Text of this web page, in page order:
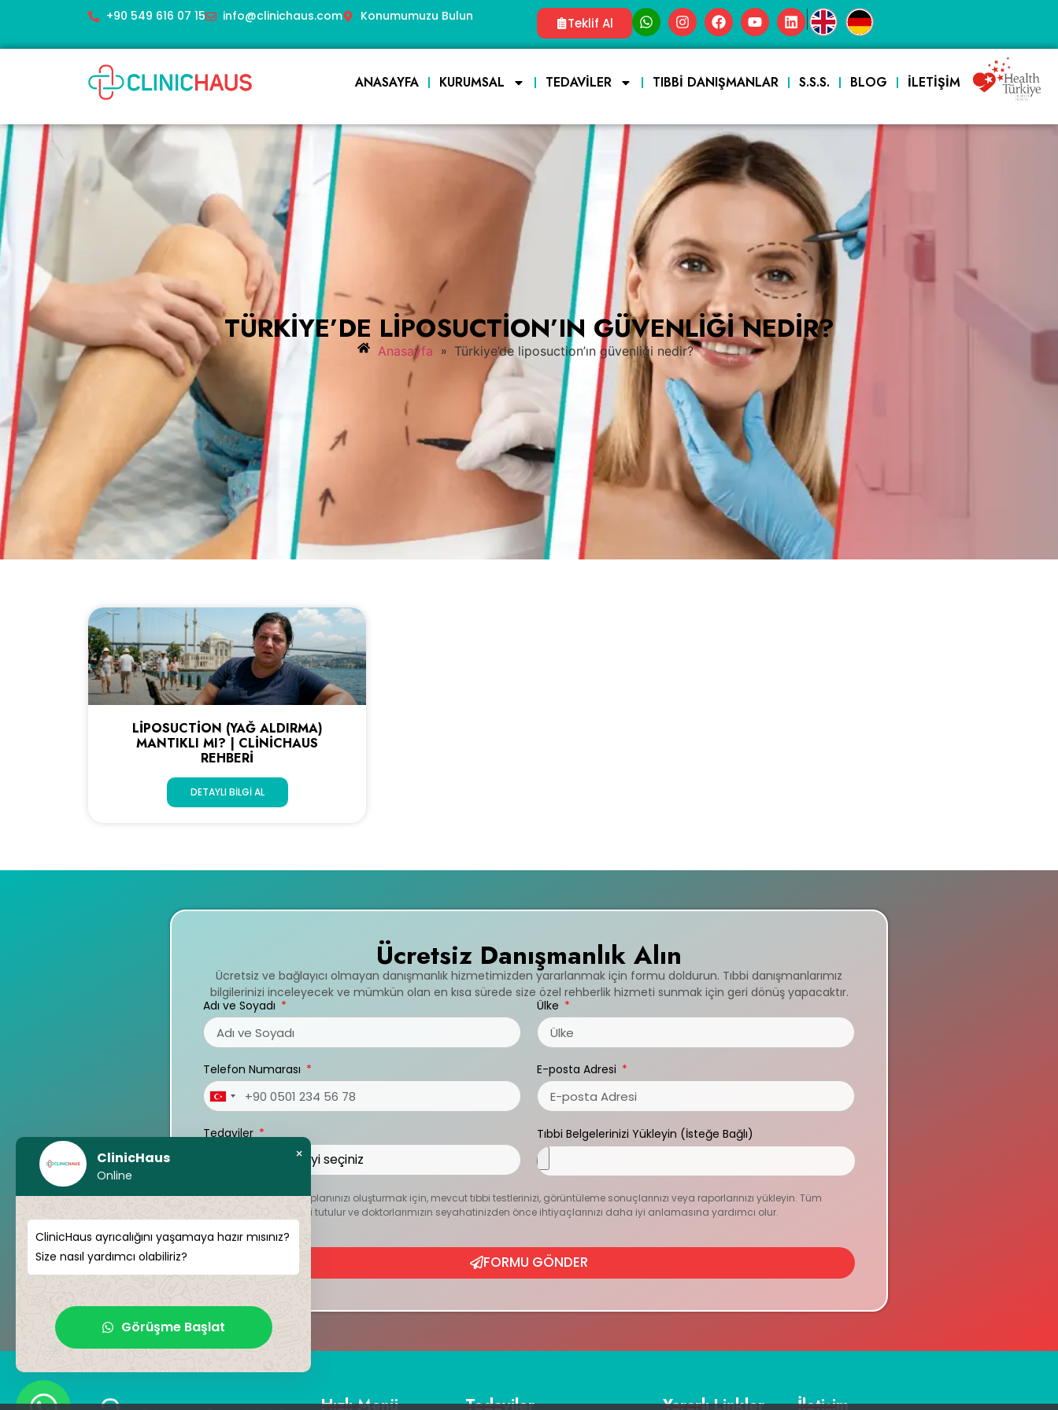
+90 549 616 07 15 info@clinichaus.com Konumumuzu Bulun Teklif Al |
ANASAYFA KURUMSAL TEDAVILER TIBBI DANIŞMANLAR S.S.S. BLOG İLETIŞIM
TÜRKIYE’DE LIPOSUCTION’IN GÜVENLIĞI NEDIR?
Anasayfa » Türkiye’de liposuction’ın güvenliği nedir?
LIPOSUCTION (YAĞ ALDIRMA)
MANTIKLI MI? | CLINICHAUS
REHBERI
DETAYLI BILGI AL
Ücretsiz Danışmanlık Alın
Ücretsiz ve bağlayıcı olmayan danışmanlık hizmetimizden yararlanmak için formu doldurun. Tıbbi danışmanlarımız
bilgilerinizi inceleyecek ve mümkün olan en kısa sürede size özel rehberlik hizmeti sunmak için geri dönüş yapacaktır.
Adı ve Soyadı
Ülke
Telefon Numarası
Turkey
E-posta Adresi
Tedaviler Tıbbi Belgelerinizi Yükleyin (İsteğe Bağlı)
Kişiselleştirilmiş tedavi planınızı oluşturmak için, mevcut tıbbi testlerinizi, görüntüleme sonuçlarınızı veya raporlarınızı yükleyin. Tüm
dosyalar kesinlikle gizli tutulur ve doktorlarımızın seyahatinizden önce ihtiyaçlarınızı daha iyi anlamasına yardımcı olur.
FORMU GÖNDER
Hızlı Menü Tedaviler Yararlı Linkler İletişim
ClinicHaus
Online
×
ClinicHaus ayrıcalığını yaşamaya hazır mısınız?
Size nasıl yardımcı olabiliriz?
Görüşme Başlat